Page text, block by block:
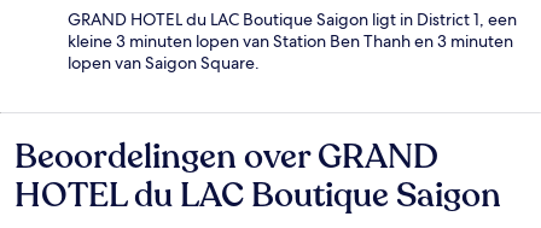
GRAND HOTEL du LAC Boutique Saigon ligt in District 1, een
kleine 3 minuten lopen van Station Ben Thanh en 3 minuten
lopen van Saigon Square.
Beoordelingen
Beoordelingen over GRAND
HOTEL du LAC Boutique Saigon